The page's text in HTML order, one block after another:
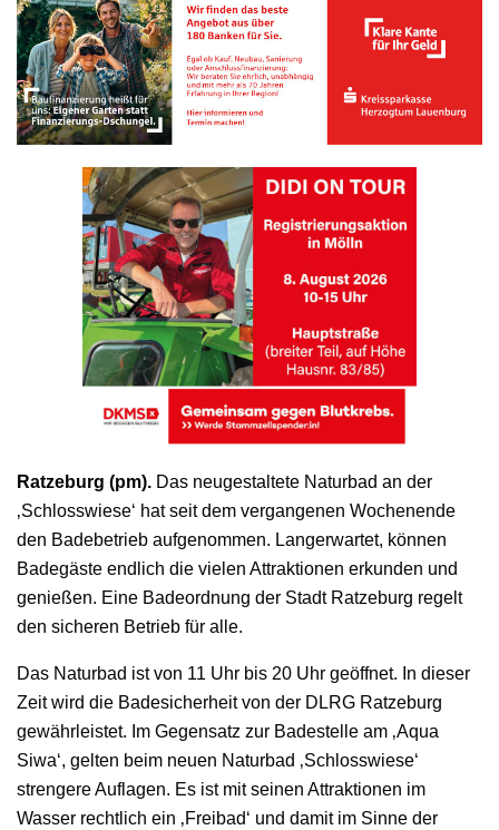
Ratzeburg (pm). Das neugestaltete Naturbad an der
‚Schlosswiese‘ hat seit dem vergangenen Wochenende
den Badebetrieb aufgenommen. Langerwartet, können
Badegäste endlich die vielen Attraktionen erkunden und
genießen. Eine Badeordnung der Stadt Ratzeburg regelt
den sicheren Betrieb für alle.
Das Naturbad ist von 11 Uhr bis 20 Uhr geöffnet. In dieser
Zeit wird die Badesicherheit von der DLRG Ratzeburg
gewährleistet. Im Gegensatz zur Badestelle am ‚Aqua
Siwa‘, gelten beim neuen Naturbad ‚Schlosswiese‘
strengere Auflagen. Es ist mit seinen Attraktionen im
Wasser rechtlich ein ‚Freibad‘ und damit im Sinne der